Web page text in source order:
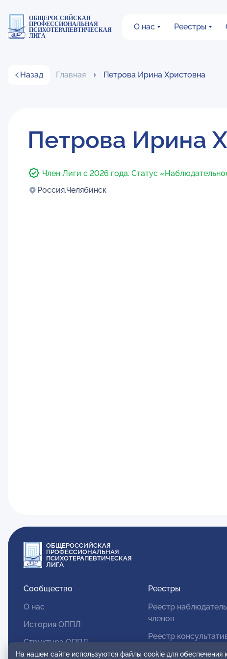
ОБЩЕРОССИЙСКАЯ
ПРОФЕССИОНАЛЬНАЯ
ПСИХОТЕРАПЕВТИЧЕСКАЯ
ЛИГА
О нас Реестры
Назад Главная Петрова Ирина Христовна
Петрова Ирина
Член Лиги с 2026 года. Статус
Россия,Челябинск
ОБЩЕРОССИЙСКАЯ
ПРОФЕССИОНАЛЬНАЯ
ПСИХОТЕРАПЕВТИЧЕСКАЯ
ЛИГА
Сообщество
О нас
История ОППЛ
Структура ОППЛ
Реестры
Реестр
членов
Реестр
На нашем сайте используются файлы cookie для